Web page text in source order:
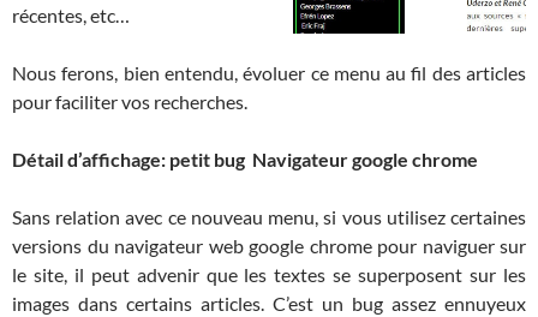
récentes, etc…
Nous ferons, bien entendu, évoluer ce menu au fil des articles
pour faciliter vos recherches.
Détail d’affichage: petit bug Navigateur google chrome
Sans relation avec ce nouveau menu, si vous utilisez certaines
versions du navigateur web google chrome pour naviguer sur
le site, il peut advenir que les textes se superposent sur les
images dans certains articles. C’est un bug assez ennuyeux